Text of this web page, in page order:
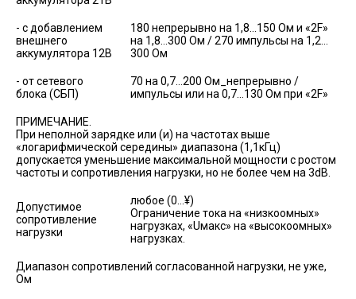
- с добавлением
внешнего
аккумулятора 12В
180 непрерывно на 1,8…150 Ом и «2F»
на 1,8…300 Ом / 270 импульсы на 1,2…
300 Ом
- от сетевого
блока (СБП)
70 на 0,7…200 Ом_непрерывно /
импульсы или на 0,7…130 Ом при «2F»
ПРИМЕЧАНИЕ.
При неполной зарядке или (и) на частотах выше
«логарифмической середины» диапазона (1,1кГц)
допускается уменьшение максимальной мощности с ростом
частоты и сопротивления нагрузки, но не более чем на 3dB.
Допустимое
сопротивление
нагрузки
любое (0…¥)
Ограничение тока на «низкоомных»
нагрузках, «Uмакс» на «высокоомных»
нагрузках.
Диапазон сопротивлений согласованной нагрузки, не уже,
Ом